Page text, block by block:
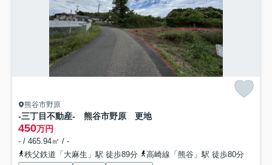
熊谷市野原
‐三丁目不動産- 熊谷市野原 更地
450万円
- / 465.94㎡ / -
秩父鉄道「大麻生」駅 徒歩89分
高崎線「熊谷」駅 徒歩80分